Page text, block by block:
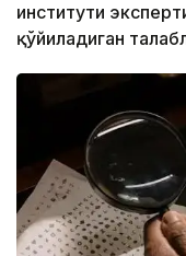
институти
қўйиладиган